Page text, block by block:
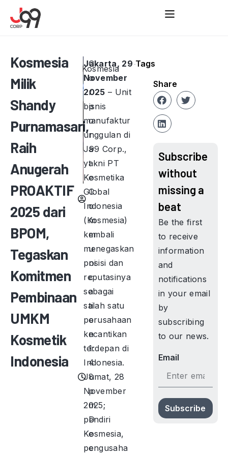
Kosmesia
Milik
Shandy
Purnamasari,
Raih
Anugerah
PROAKTIF
2025 dari
BPOM,
Tegaskan
Komitmen
Pembinaan
UMKM
Kosmetik
Indonesia
C
o
r
p
o
r
a
t
e
C
o
m
m
u
ni
c
a
ti
o
n
1:
4
8
p
m
D
e
c
Kosmesia
Jakarta, 29
November
2025 – Unit
bisnis
manufaktur
unggulan di
J99 Corp.,
yakni PT
Kosmetika
Global
Indonesia
(Kosmesia)
kembali
menegaskan
posisi dan
reputasinya
sebagai
salah satu
perusahaan
kecantikan
terdepan di
Indonesia.
Jumat, 28
November
2025;
pendiri
Kosmesia,
pengusaha
Tags
Subscribe
without
missing a
beat
Be the first
to receive
information
and
notifications
in your email
by
subscribing
to our news.
Email
Subscribe
Share